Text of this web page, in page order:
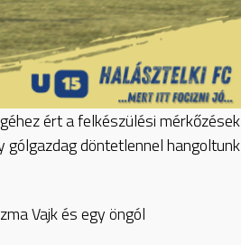
ért a felkészülési mérkőzések
döntetlennel hangoltunk
Vajk és egy öngól